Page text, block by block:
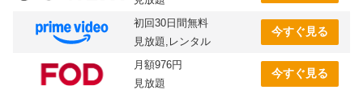
初回30日間無料
見放題,レンタル
今すぐ見る
月額976円
見放題
今すぐ見る